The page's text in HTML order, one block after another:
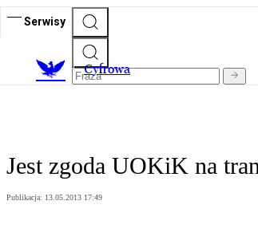
Serwisy
Cyfrowa
Jest zgoda UOKiK na
Publikacja: 13.05.2013 17:49